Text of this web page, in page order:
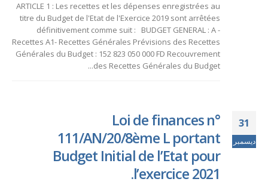
ARTICLE 1 : Les recettes et les dépenses enregistrées au
titre du Budget de l'Etat de l'Exercice 2019 sont arrêtées
définitivement comme suit : BUDGET GENERAL : A -
Recettes A1- Recettes Générales Prévisions des Recettes
Générales du Budget : 152 823 050 000 FD Recouvrement
des Recettes Générales du Budget...
31
ديسمبر
Loi de finances n°
111/AN/20/8ème L portant
Budget Initial de l’Etat pour
l’exercice 2021.